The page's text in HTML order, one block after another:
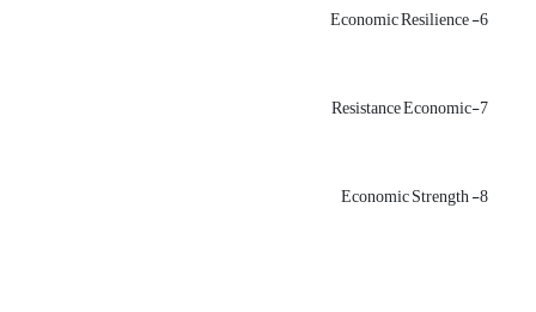
6- Economic Resilience
7-Resistance Economic
8- Economic Strength